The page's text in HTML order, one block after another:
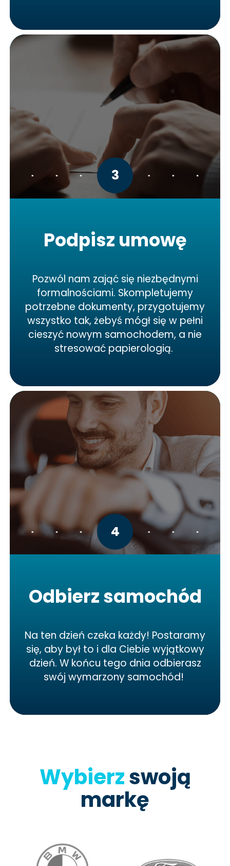
3
Podpisz umowę
Pozwól nam zająć się niezbędnymi
formalnościami. Skompletujemy
potrzebne dokumenty, przygotujemy
wszystko tak, żebyś mógł się w pełni
cieszyć nowym samochodem, a nie
stresować papierologią.
4
Odbierz samochód
Na ten dzień czeka każdy! Postaramy
się, aby był to i dla Ciebie wyjątkowy
dzień. W końcu tego dnia odbierasz
swój wymarzony samochód!
Wybierzswoją
markę